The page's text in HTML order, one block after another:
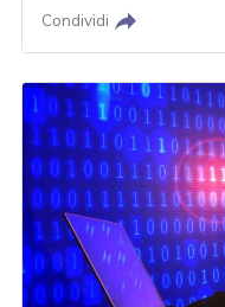
Condividi